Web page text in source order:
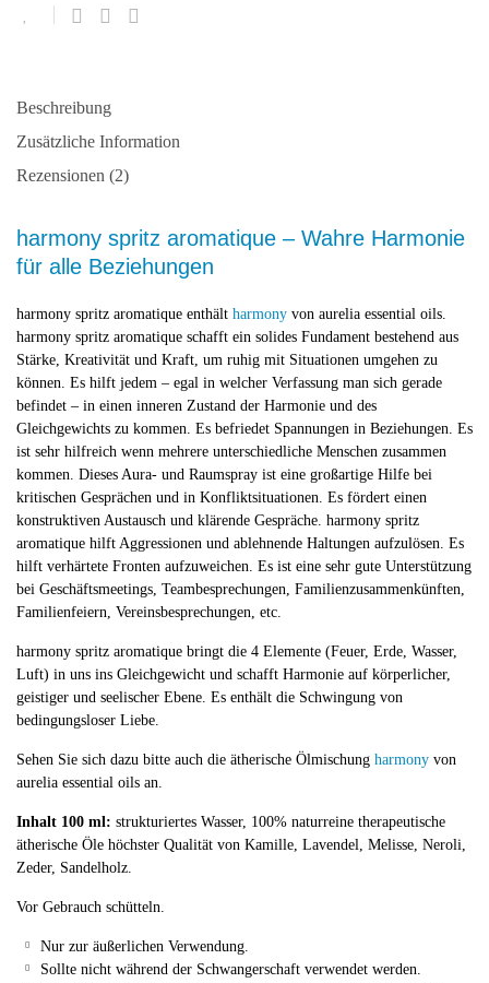
Beschreibung
Zusätzliche Information
Rezensionen (2)
harmony spritz aromatique – Wahre Harmonie
für alle Beziehungen
harmony spritz aromatique enthält harmony von aurelia essential oils.
harmony spritz aromatique schafft ein solides Fundament bestehend aus
Stärke, Kreativität und Kraft, um ruhig mit Situationen umgehen zu
können. Es hilft jedem – egal in welcher Verfassung man sich gerade
befindet – in einen inneren Zustand der Harmonie und des
Gleichgewichts zu kommen. Es befriedet Spannungen in Beziehungen. Es
ist sehr hilfreich wenn mehrere unterschiedliche Menschen zusammen
kommen. Dieses Aura- und Raumspray ist eine großartige Hilfe bei
kritischen Gesprächen und in Konfliktsituationen. Es fördert einen
konstruktiven Austausch und klärende Gespräche. harmony spritz
aromatique hilft Aggressionen und ablehnende Haltungen aufzulösen. Es
hilft verhärtete Fronten aufzuweichen. Es ist eine sehr gute Unterstützung
bei Geschäftsmeetings, Teambesprechungen, Familienzusammenkünften,
Familienfeiern, Vereinsbesprechungen, etc.
harmony spritz aromatique bringt die 4 Elemente (Feuer, Erde, Wasser,
Luft) in uns ins Gleichgewicht und schafft Harmonie auf körperlicher,
geistiger und seelischer Ebene. Es enthält die Schwingung von
bedingungsloser Liebe.
Sehen Sie sich dazu bitte auch die ätherische Ölmischung harmony von
aurelia essential oils an.
Inhalt 100 ml: strukturiertes Wasser, 100% naturreine therapeutische
ätherische Öle höchster Qualität von Kamille, Lavendel, Melisse, Neroli,
Zeder, Sandelholz.
Vor Gebrauch schütteln.
Nur zur äußerlichen Verwendung.
Sollte nicht während der Schwangerschaft verwendet werden.